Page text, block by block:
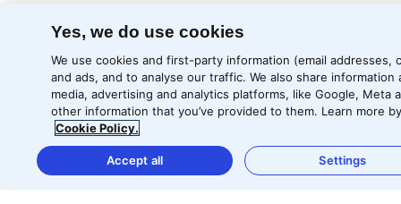
Yes, we do use cookies
We use cookies and first-party information (email addresses,
and ads, and to analyse our traffic. We also share
media, advertising and analytics platforms, like Google, Meta
other information that you’ve provided to them. Learn more
Cookie Policy.
Settings
Accept all